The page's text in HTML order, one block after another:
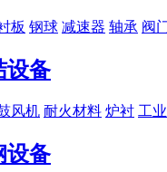
板 钢球 减速器 轴承 阀
设备
风机 耐火材料 炉衬 工
设备